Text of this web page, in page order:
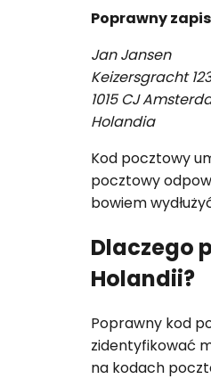
Poprawny
Jan Jansen
Keizersgracht 123
1015 CJ
Holandia
Kod pocztowy
pocztowy
bowiem
Dlaczego
Holandii?
Poprawny kod
zidentyfikować
na kodach